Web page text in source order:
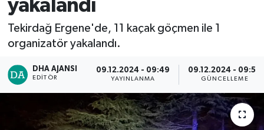
yakalandı
Tekirdağ Ergene'de, 11 kaçak göçmen ile 1
organizatör yakalandı.
DHA AJANSI
EDITÖR
09.12.2024 - 09:49
YAYINLANMA
09.12.2024 - 09:50
GÜNCELLEME
Çevre
Diğer
Dünya
Eğitim
Ekonomi
Süper Lig Puan Durumu ve Fikstür
Tüm Manşetler
Son Dakika Haberleri
Haber Arşivi